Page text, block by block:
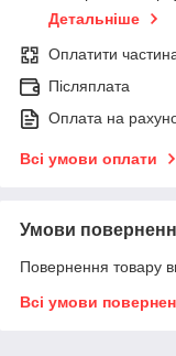
Детальніше
Оплатити
Післяплата
Оплата на
Всі умови оплати
Умови
Повернення товару
Всі умови